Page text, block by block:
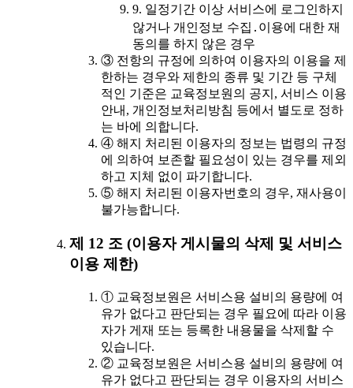
9. 일정기간 이상 서비스에 로그인하지
않거나 개인정보 수집․이용에 대한 재
동의를 하지 않은 경우
③ 전항의 규정에 의하여 이용자의 이용을 제
한하는 경우와 제한의 종류 및 기간 등 구체
적인 기준은 교육정보원의 공지, 서비스 이용
안내, 개인정보처리방침 등에서 별도로 정하
는 바에 의합니다.
④ 해지 처리된 이용자의 정보는 법령의 규정
에 의하여 보존할 필요성이 있는 경우를 제외
하고 지체 없이 파기합니다.
⑤ 해지 처리된 이용자번호의 경우, 재사용이
불가능합니다.
제 12 조 (이용자 게시물의 삭제 및 서비스
이용 제한)
① 교육정보원은 서비스용 설비의 용량에 여
유가 없다고 판단되는 경우 필요에 따라 이용
자가 게재 또는 등록한 내용물을 삭제할 수
있습니다.
② 교육정보원은 서비스용 설비의 용량에 여
유가 없다고 판단되는 경우 이용자의 서비스